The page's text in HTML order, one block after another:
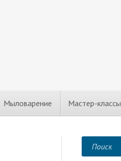
Мыловарение Мастер-классы